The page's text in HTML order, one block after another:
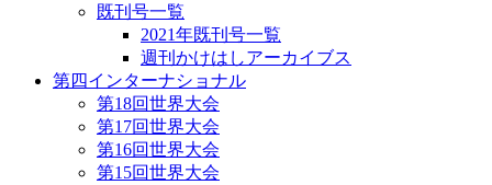
既刊号一覧
2021年既刊号一覧
週刊かけはしアーカイブス
第四インターナショナル
第18回世界大会
第17回世界大会
第16回世界大会
第15回世界大会